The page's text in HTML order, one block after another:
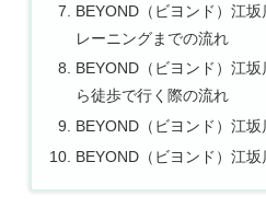
BEYOND（ビヨンド）江
レーニングまでの流れ
BEYOND（ビヨンド）江
ら徒歩で行く際の流れ
BEYOND（ビヨンド）江
BEYOND（ビヨンド）江